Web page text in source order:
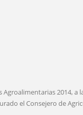
2014, a
el Consejero de